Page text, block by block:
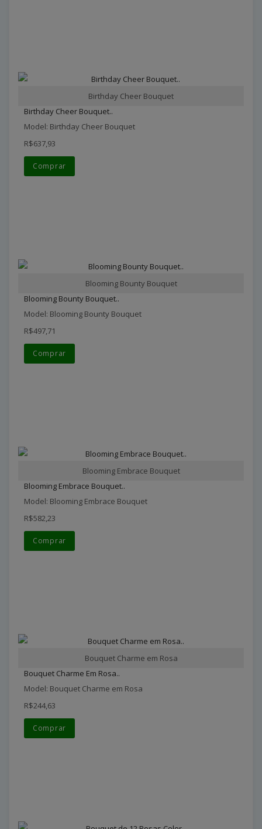
Birthday Cheer Bouquet
Birthday Cheer Bouquet..
Model: Birthday Cheer Bouquet
R$637,93
Comprar
Blooming Bounty Bouquet
Blooming Bounty Bouquet..
Model: Blooming Bounty Bouquet
R$497,71
Comprar
Blooming Embrace Bouquet
Blooming Embrace Bouquet..
Model: Blooming Embrace Bouquet
R$582,23
Comprar
Bouquet Charme em Rosa
Bouquet Charme Em Rosa..
Model: Bouquet Charme em Rosa
R$244,63
Comprar